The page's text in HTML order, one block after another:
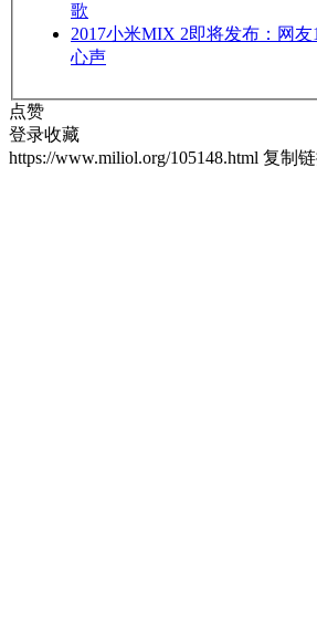
歌
2017小米MIX 2即将发布：网
心声
点赞
登录收藏
https://www.miliol.org/105148.html 复制